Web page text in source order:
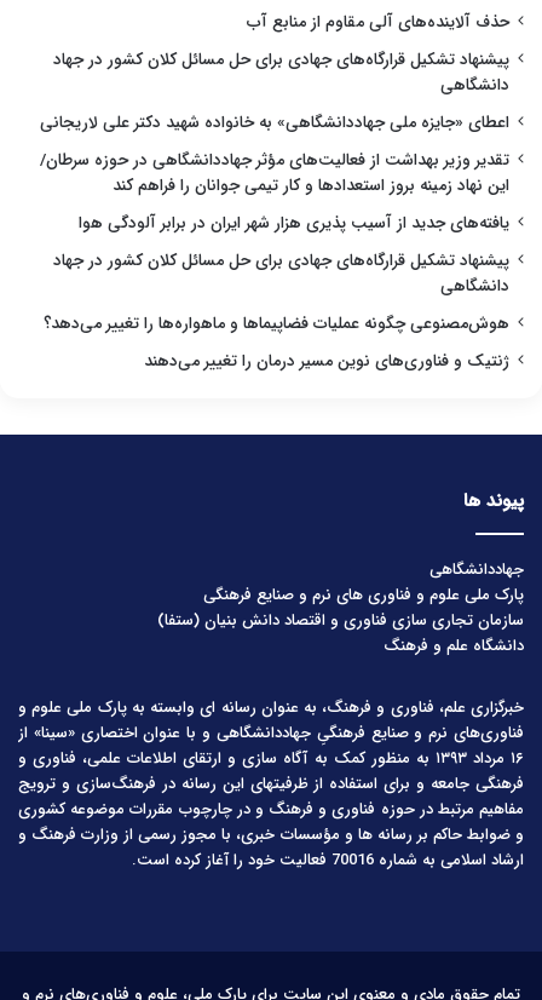
حذف آلاینده‌های آلی مقاوم از منابع آب
پیشنهاد تشکیل قرارگاه‌های جهادی برای حل مسائل کلان کشور در جهاد
دانشگاهی
اعطای «جایزه ملی جهاددانشگاهی» به خانواده شهید دکتر علی لاریجانی
تقدیر وزیر بهداشت از فعالیت‌های مؤثر جهاددانشگاهی در حوزه سرطان/
این نهاد زمینه بروز استعدادها و کار تیمی جوانان را فراهم کند
یافته‌های جدید از آسیب پذیری هزار شهر ایران در برابر آلودگی هوا
پیشنهاد تشکیل قرارگاه‌های جهادی برای حل مسائل کلان کشور در جهاد
دانشگاهی
هوش‌مصنوعی چگونه عملیات فضاپیماها و ماهواره‌ها را تغییر می‌دهد؟
ژنتیک و فناوری‌های نوین مسیر درمان را تغییر می‌دهند
پیوند ها
جهاددانشگاهی
پارک ملی علوم و فناوری های نرم و صنایع فرهنگی
سازمان تجاری سازی فناوری و اقتصاد دانش بنیان (ستفا)
دانشگاه علم و فرهنگ
خبرگزاری علم، فناوری و فرهنگ، به عنوان رسانه ای وابسته به پارک ملی علوم و
فناوری‌های نرم و صنایع فرهنگیِ جهاددانشگاهی و با عنوان اختصاری «سینا» از
۱۶ مرداد ۱۳۹۳ به منظور کمک به آگاه سازی و ارتقای اطلاعات علمی، فناوری و
فرهنگی جامعه و برای استفاده از ظرفیتهای این رسانه در فرهنگ‌سازی و ترویج
مفاهیم مرتبط در حوزه فناوری و فرهنگ و در چارچوب مقررات موضوعه کشوری
و ضوابط حاکم بر رسانه ها و مؤسسات خبری، با مجوز رسمی از وزارت فرهنگ و
ارشاد اسلامی به شماره 70016 فعالیت خود را آغاز کرده است.
تمام حقوق مادی و معنوی این سایت برای پارک ملی، علوم و فناوری‌های نرم و